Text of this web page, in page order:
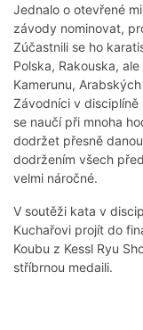
Jednalo o otevřené
závody nominovat,
Zúčastnili se ho
Polska, Rakouska,
Kamerunu,
Závodníci v
se naučí při mnoha
dodržet přesně
dodržením všech
velmi náročné.
V soutěži kata v
Kuchařovi projít do
Koubu z Kessl Ryu
stříbrnou medaili.